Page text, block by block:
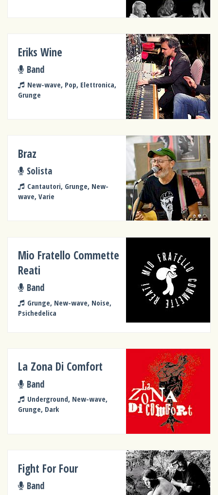
Eriks Wine
Band
New-wave, Pop, Elettronica,
Grunge
Braz
Solista
Cantautori, Grunge, New-
wave, Varie
Mio Fratello Commette
Reati
Band
Grunge, New-wave, Noise,
Psichedelica
La Zona Di Comfort
Band
Underground, New-wave,
Grunge, Dark
Fight For Four
Band